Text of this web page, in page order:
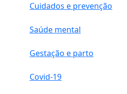
Cuidados e prevenção
Saúde mental
Gestação e parto
Covid-19